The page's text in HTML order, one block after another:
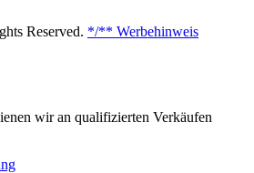
Reserved. */** Werbehinweis
wir an qualifizierten Verkäufen